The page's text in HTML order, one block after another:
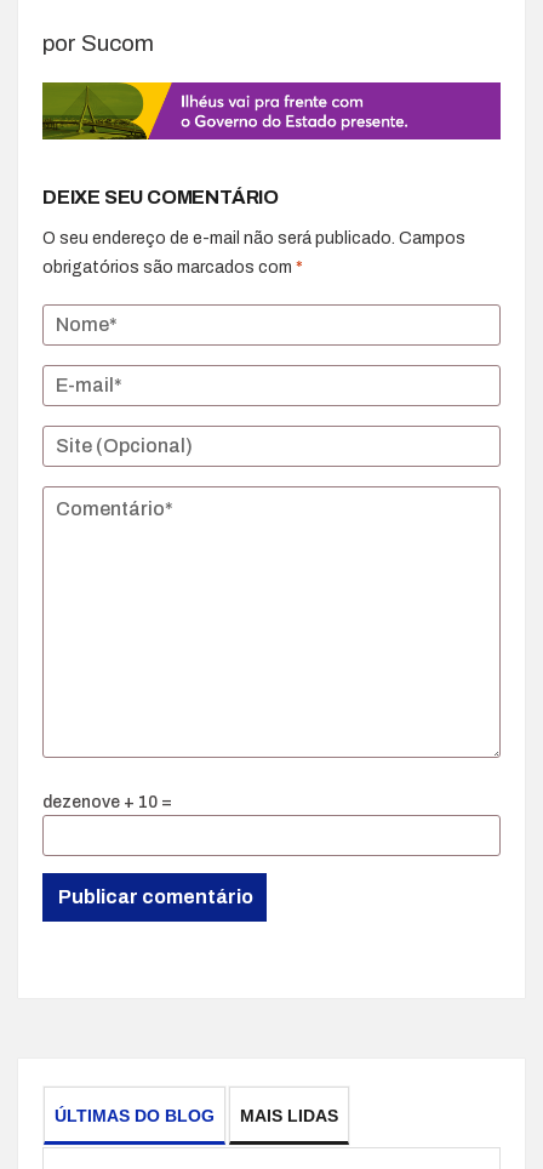
por Sucom
DEIXE SEU COMENTÁRIO
O seu endereço de e-mail não será publicado. Campos
obrigatórios são marcados com *
dezenove + 10 =
ÚLTIMAS DO BLOG MAIS LIDAS